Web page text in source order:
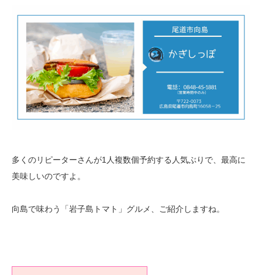
多くのリピーターさんが1人複数個予約する人気ぶりで、最高に
美味しいのですよ。
向島で味わう「岩子島トマト」グルメ、ご紹介しますね。